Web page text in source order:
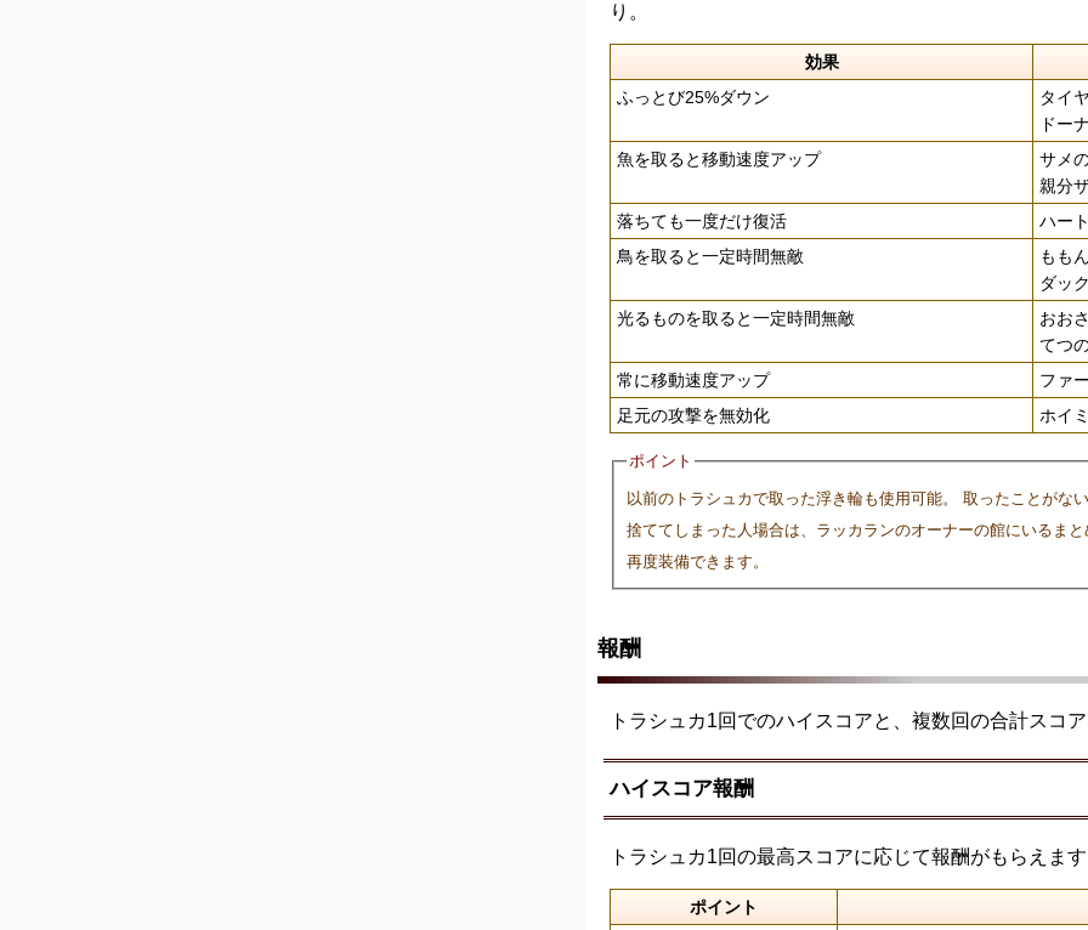
り。
効果
ふっとび25%ダウン
タイ
ドー
魚を取ると移動速度アップ
サメ
親分
落ちても一度だけ復活
ハー
鳥を取ると一定時間無敵
もも
ダッ
光るものを取ると一定時間無敵
おお
てつ
常に移動速度アップ
ファ
足元の攻撃を無効化
ホイ
ポイント
以前のトラシュカで取った浮き輪も使用可能。 取ったことがな
捨ててしまった人場合は、ラッカランのオーナーの館にいるま
再度装備できます。
報酬
トラシュカ1回でのハイスコアと、複数回の合計スコ
ハイスコア報酬
トラシュカ1回の最高スコアに応じて報酬がもらえま
ポイント